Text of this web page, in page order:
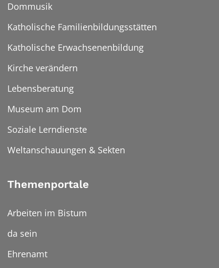
Dommusik
Katholische Familienbildungsstätten
Katholische Erwachsenenbildung
Kirche verändern
Lebensberatung
Museum am Dom
Soziale Lerndienste
Weltanschauungen & Sekten
Themenportale
Arbeiten im Bistum
da sein
Ehrenamt